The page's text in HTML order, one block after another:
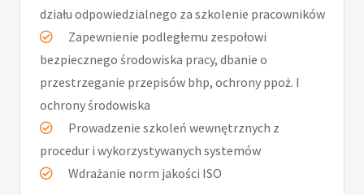
działu odpowiedzialnego za szkolenie pracowników
Zapewnienie podległemu zespołowi
bezpiecznego środowiska pracy, dbanie o
przestrzeganie przepisów bhp, ochrony ppoż. I
ochrony środowiska
Prowadzenie szkoleń wewnętrznych z
procedur i wykorzystywanych systemów
Wdrażanie norm jakości ISO